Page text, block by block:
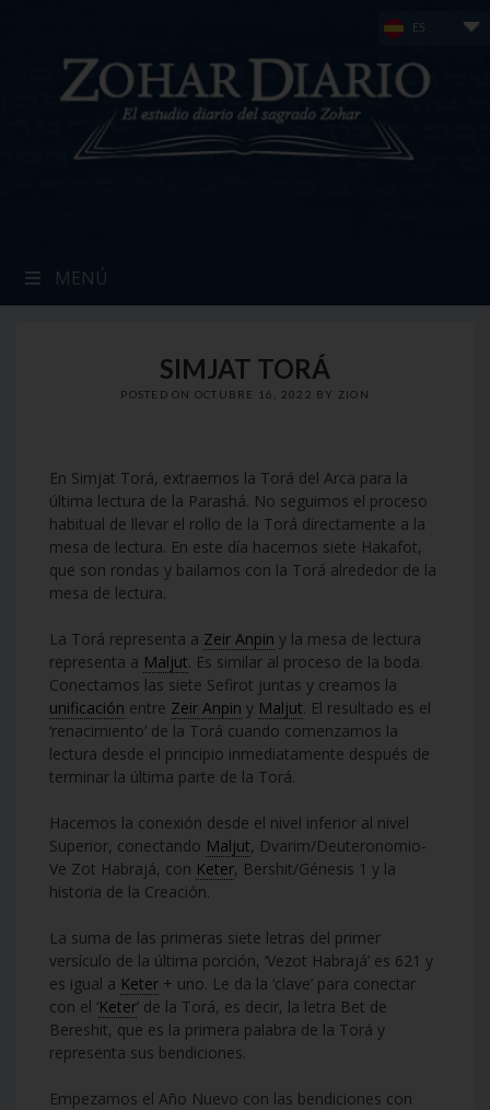
ES
MENÚ
SIMJAT TORÁ
POSTED ON OCTUBRE 16, 2022 BY ZION
En Simjat Torá, extraemos la Torá del Arca para la
última lectura de la Parashá. No seguimos el proceso
habitual de llevar el rollo de la Torá directamente a la
mesa de lectura. En este día hacemos siete Hakafot,
que son rondas y bailamos con la Torá alrededor de la
mesa de lectura.
La Torá representa a Zeir Anpin y la mesa de lectura
representa a Maljut. Es similar al proceso de la boda.
Conectamos las siete Sefirot juntas y creamos la
unificación entre Zeir Anpin y Maljut. El resultado es el
‘renacimiento’ de la Torá cuando comenzamos la
lectura desde el principio inmediatamente después de
terminar la última parte de la Torá.
Hacemos la conexión desde el nivel inferior al nivel
Superior, conectando Maljut, Dvarim/Deuteronomio-
Ve Zot Habrajá, con Keter, Bershit/Génesis 1 y la
historia de la Creación.
La suma de las primeras siete letras del primer
versículo de la última porción, ‘Vezot Habrajá’ es 621 y
es igual a Keter + uno. Le da la ‘clave’ para conectar
con el ‘Keter’ de la Torá, es decir, la letra Bet de
Bereshit, que es la primera palabra de la Torá y
representa sus bendiciones.
Empezamos el Año Nuevo con las bendiciones con